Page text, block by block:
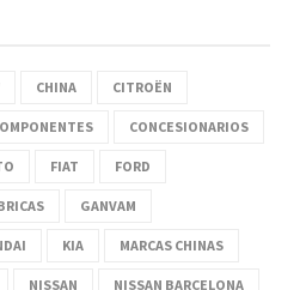
CHINA CITROËN
CONCESIONARIOS
FIAT FORD
GANVAM
KIA MARCAS CHINAS
NISSAN NISSAN BARCELONA